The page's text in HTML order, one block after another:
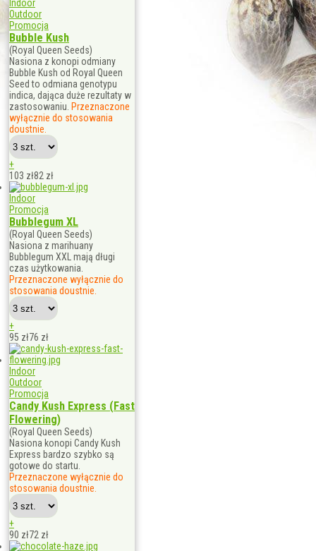
Indoor
Outdoor
Promocja
Bubble Kush
(Royal Queen Seeds)
Nasiona z konopi odmiany
Bubble Kush od Royal Queen
Seed to odmiana genotypu
indica, dająca duże rezultaty w
zastosowaniu. Przeznaczone
wyłącznie do stosowania
doustnie.
+
103 zł82 zł
Indoor
Promocja
Bubblegum XL
(Royal Queen Seeds)
Nasiona z marihuany
Bubblegum XXL mają długi
czas użytkowania.
Przeznaczone wyłącznie do
stosowania doustnie.
+
95 zł76 zł
Indoor
Outdoor
Promocja
Candy Kush Express (Fast
Flowering)
(Royal Queen Seeds)
Nasiona konopi Candy Kush
Express bardzo szybko są
gotowe do startu.
Przeznaczone wyłącznie do
stosowania doustnie.
+
90 zł72 zł